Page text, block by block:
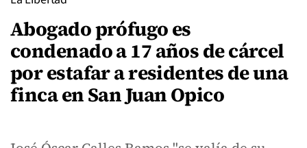
Abogado prófugo es
condenado a 17 años de cárcel
por estafar a residentes de una
finca en San Juan Opico